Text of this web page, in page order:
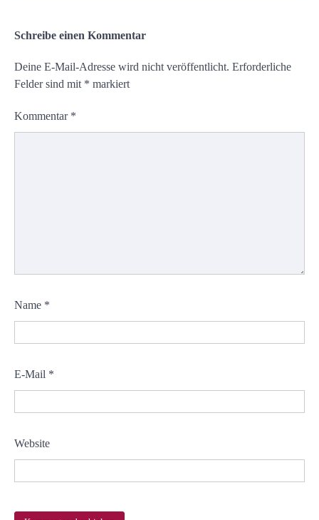
Schreibe einen Kommentar
Deine E-Mail-Adresse wird nicht veröffentlicht. Erforderliche
Felder sind mit * markiert
Kommentar *
Name *
E-Mail *
Website